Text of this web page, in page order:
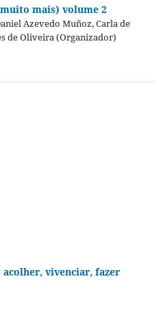
mais) volume 2
Azevedo Muñoz, Carla de
de Oliveira (Organizador)
acolher, vivenciar, fazer